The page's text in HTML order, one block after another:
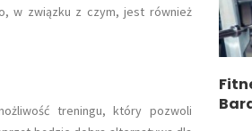
w związku z czym, jest również
treningu, który pozwoli
Czy
Jest Bezpieczna?